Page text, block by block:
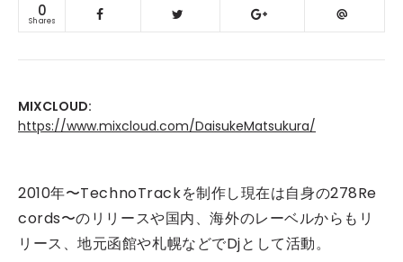
0
Shares
MIXCLOUD:
https://www.mixcloud.com/DaisukeMatsukura/
2010年〜TechnoTrackを制作し現在は自身の278Re
cords〜のリリースや国内、海外のレーベルからもリ
リース、地元函館や札幌などでDjとして活動。